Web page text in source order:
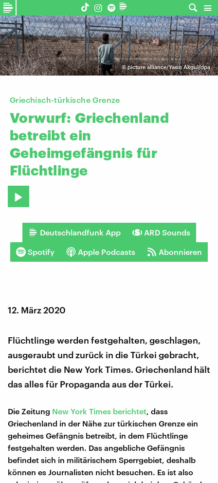
©picture alliance/Yasin Akgul/dpa
Griechisch-türkische Grenze
Vorwurf: Griechenland
betreibt ein
Geheimgefängnis für
Flüchtlinge
Deutschlandfunk App ARD Sounds
Spotify Apple Podcasts Abonnieren
12. März 2020
Flüchtlinge werden festgehalten, geschlagen,
ausgeraubt und zurück in die Türkei gebracht,
berichtet die New York Times. Griechenland hält
das alles für Propaganda aus der Türkei.
Die Zeitung New York Times berichtet , dass
Griechenland in der Nähe zur türkischen Grenze ein
geheimes Gefängnis betreibt, in dem Flüchtlinge
festgehalten werden. Das angebliche Gefängnis
befindet sich in militärischem Sperrgebiet, deshalb
können es Journalisten nicht besuchen. Es ist also